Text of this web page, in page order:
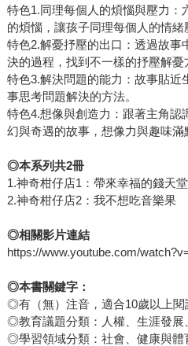
特色1.同理每個人的煩惱與壓力：
的煩惱，讓孩子同理每個人的情緒
特色2.解憂抒壓的出口：透過故事
決的過程，找到不一樣的抒壓解憂
特色3.解決問題的能力：故事貼近
事思考問題解決的方法。
特色4.想像與創造力：跟著主角認
幻與奇遇的故事，想像力與趣味滿
◎本系列共2冊
1.神奇柑仔店1：帶來幸福的錢天堂
2.神奇柑仔店2：我不想吃音樂果
◎相關影片連結
https://www.youtube.com/
◎本書關鍵字：
◎有（無）注音，適合10歲以上閱
◎教育議題分類：人權、生涯發展
◎學習領域分類：社會、健康與體